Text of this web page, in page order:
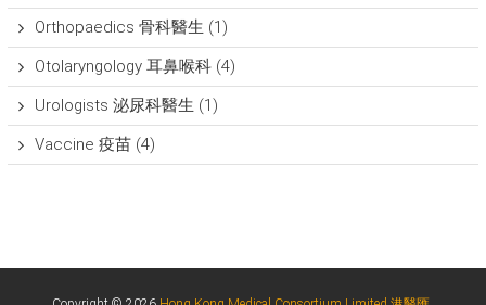
Orthopaedics 骨科醫生 (1)
Otolaryngology 耳鼻喉科(4)
Urologists 泌尿科醫生 (1)
Vaccine 疫苗(4)